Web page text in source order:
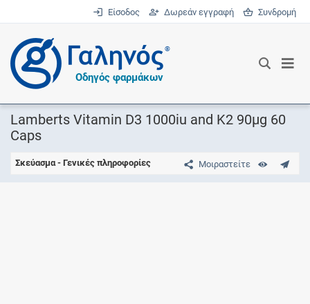
Είσοδος Δωρεάν εγγραφή Συνδρομή
®
Οδηγός φαρμάκων
Lamberts Vitamin D3 1000iu and K2 90μg 60
Caps
Μοιραστείτε
Σκεύασμα - Γενικές πληροφορίες